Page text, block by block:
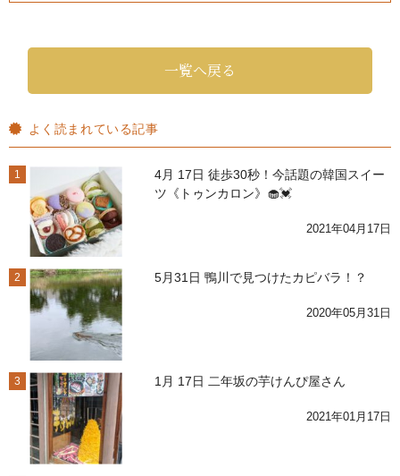
一覧へ戻る
よく読まれている記事
1
4月 17日 徒歩30秒！今話題の韓国スイー
ツ《トゥンカロン》🧁💓
2021年04月17日
2 5月31日 鴨川で見つけたカピバラ！？
2020年05月31日
3 1月 17日 二年坂の芋けんぴ屋さん
2021年01月17日